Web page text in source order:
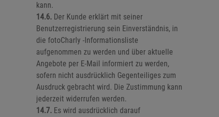
kann.
14.6. Der Kunde erklärt mit seiner
Benutzerregistrierung sein Einverständnis, in
die fotoCharly -Informationsliste
aufgenommen zu werden und über aktuelle
Angebote per E-Mail informiert zu werden,
sofern nicht ausdrücklich Gegenteiliges zum
Ausdruck gebracht wird. Die Zustimmung kann
jederzeit widerrufen werden.
14.7. Es wird ausdrücklich darauf